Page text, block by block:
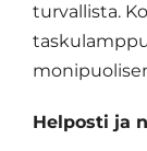
turvallista.
Helposti ja